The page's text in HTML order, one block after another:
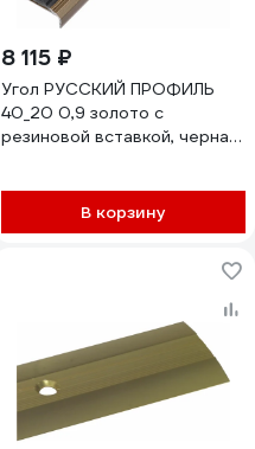
8 115 ₽
Угол РУССКИЙ ПРОФИЛЬ
40_20 0,9 золото с
резиновой вставкой, черная,
В корзину